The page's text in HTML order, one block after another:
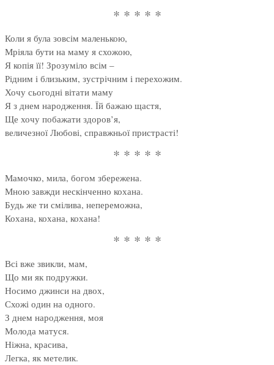
* * * * *
Коли я була зовсім маленькою,
Мріяла бути на маму я схожою,
Я копія її! Зрозуміло всім –
Рідним і близьким, зустрічним і перехожим.
Хочу сьогодні вітати маму
Я з днем народження. Їй бажаю щастя,
Ще хочу побажати здоров’я,
величезної Любові, справжньої пристрасті!
* * * * *
Мамочко, мила, богом збережена.
Мною завжди нескінченно кохана.
Будь же ти смілива, непереможна,
Кохана, кохана, кохана!
* * * * *
Всі вже звикли, мам,
Що ми як подружки.
Носимо джинси на двох,
Схожі один на одного.
З днем народження, моя
Молода матуся.
Ніжна, красива,
Легка, як метелик.